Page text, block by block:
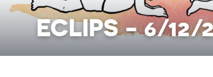
ECLIPS - 6/12/